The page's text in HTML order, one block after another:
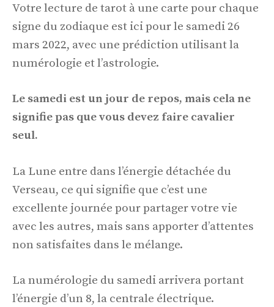
Votre lecture de tarot à une carte pour chaque
signe du zodiaque est ici pour le samedi 26
mars 2022, avec une prédiction utilisant la
numérologie et l’astrologie.
Le samedi est un jour de repos, mais cela ne
signifie pas que vous devez faire cavalier
seul.
La Lune entre dans l’énergie détachée du
Verseau, ce qui signifie que c’est une
excellente journée pour partager votre vie
avec les autres, mais sans apporter d’attentes
non satisfaites dans le mélange.
La numérologie du samedi arrivera portant
l’énergie d’un 8, la centrale électrique.